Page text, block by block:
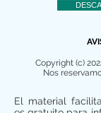
Copyright (c)
Nos
El material